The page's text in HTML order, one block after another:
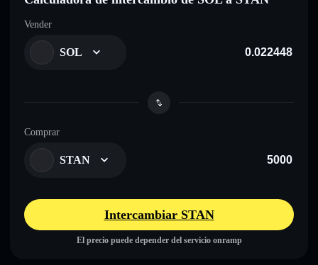
Vender
SOL
Comprar
STAN
Intercambiar STAN
El precio puede depender del servicio onramp